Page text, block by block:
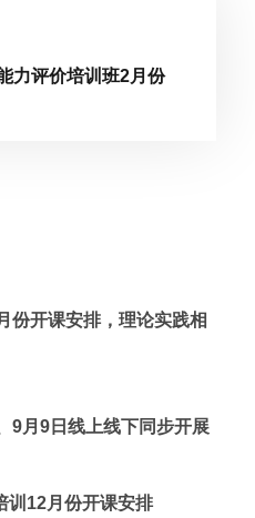
力评价培训班2月份
份开课安排，理论实践相
9月9日线上线下同步开展
训12月份开课安排